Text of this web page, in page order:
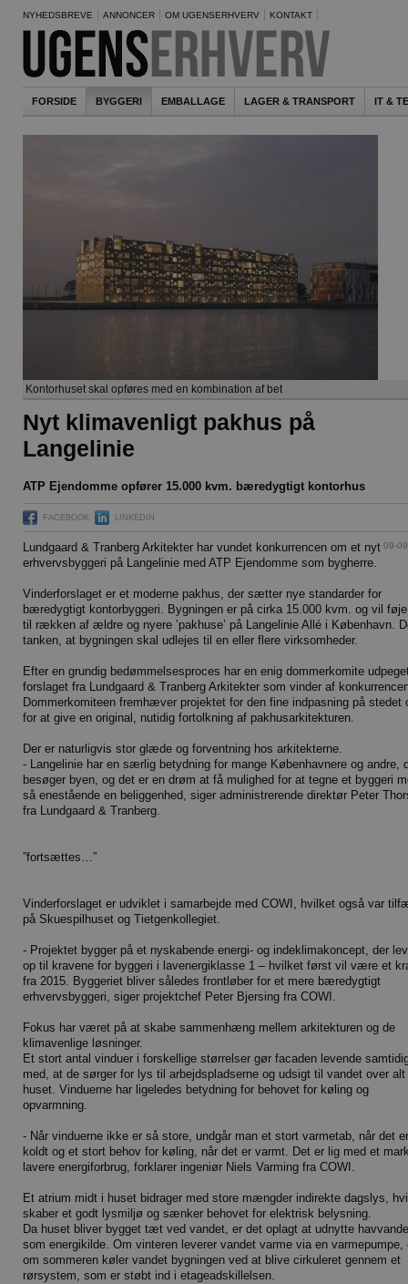
NYHEDSBREVE ANNONCER OM UGENSERHVERV KONTAKT
FORSIDE BYGGERI EMBALLAGE LAGER & TRANSPORT IT &
Kontorhuset skal opføres med en kombination af bet
Nyt klimavenligt pakhus på
Langelinie
ATP Ejendomme opfører 15.000 kvm. bæredygtigt kontorhus
FACEBOOK LINKEDIN
09-
Lundgaard & Tranberg Arkitekter har vundet konkurrencen om et nyt
erhvervsbyggeri på Langelinie med ATP Ejendomme som bygherre.
Vinderforslaget er et moderne pakhus, der sætter nye standarder for
bæredygtigt kontorbyggeri. Bygningen er på cirka 15.000 kvm. og vil
til rækken af ældre og nyere ’pakhuse’ på Langelinie Allé i København.
tanken, at bygningen skal udlejes til en eller flere virksomheder.
Efter en grundig bedømmelsesproces har en enig dommerkomite
forslaget fra Lundgaard & Tranberg Arkitekter som vinder af
Dommerkomiteen fremhæver projektet for den fine indpasning på stedet
for at give en original, nutidig fortolkning af pakhusarkitekturen.
Der er naturligvis stor glæde og forventning hos arkitekterne.
- Langelinie har en særlig betydning for mange Københavnere og andre,
besøger byen, og det er en drøm at få mulighed for at tegne et byggeri
så enestående en beliggenhed, siger administrerende direktør Peter
fra Lundgaard & Tranberg.
”fortsættes…”
Vinderforslaget er udviklet i samarbejde med COWI, hvilket også var
på Skuespilhuset og Tietgenkollegiet.
- Projektet bygger på et nyskabende energi- og indeklimakoncept, der
op til kravene for byggeri i lavenergiklasse 1 – hvilket først vil være et
fra 2015. Byggeriet bliver således frontløber for et mere bæredygtigt
erhvervsbyggeri, siger projektchef Peter Bjersing fra COWI.
Fokus har været på at skabe sammenhæng mellem arkitekturen og de
klimavenlige løsninger.
Et stort antal vinduer i forskellige størrelser gør facaden levende
med, at de sørger for lys til arbejdspladserne og udsigt til vandet over alt
huset. Vinduerne har ligeledes betydning for behovet for køling og
opvarmning.
- Når vinduerne ikke er så store, undgår man et stort varmetab, når det er
koldt og et stort behov for køling, når det er varmt. Det er lig med et
lavere energiforbrug, forklarer ingeniør Niels Varming fra COWI.
Et atrium midt i huset bidrager med store mængder indirekte dagslys,
skaber et godt lysmiljø og sænker behovet for elektrisk belysning.
Da huset bliver bygget tæt ved vandet, er det oplagt at udnytte
som energikilde. Om vinteren leverer vandet varme via en varmepumpe,
om sommeren køler vandet bygningen ved at blive cirkuleret gennem et
rørsystem, som er støbt ind i etageadskillelsen.